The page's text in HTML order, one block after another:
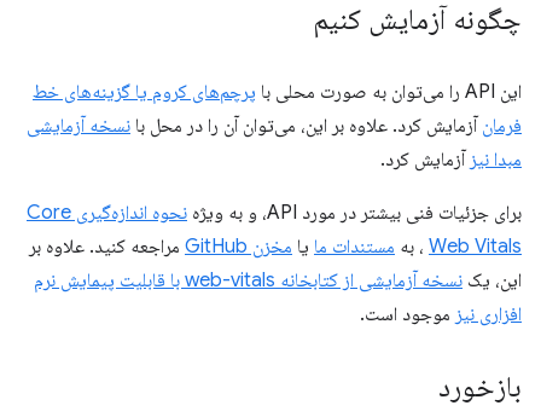
چگونه آزمایش کنیم
این API را می‌توان به صورت محلی با
پرچم‌های کروم یا گزینه‌های خط
فرمان آزمایش کرد. علاوه بر این، می‌توان آن را در محل با نسخه آزمایشی
مبدا نیز آزمایش کرد.
برای جزئیات فنی بیشتر در مورد API، و به ویژه
نحوه اندازه‌گیری Core
Web Vitals ، به مستندات ما یا مخزن GitHub
مراجعه کنید. علاوه بر
این، یک
نسخه آزمایشی از کتابخانه web-vitals با قابلیت پیمایش نرم
افزاری نیز موجود است.
بازخورد